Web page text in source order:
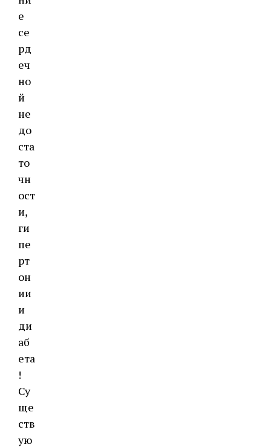
е
се
рд
еч
но
й
не
до
ста
то
чн
ост
и,
ги
пе
рт
он
ии
и
ди
аб
ета
!
Су
ще
ств
ую